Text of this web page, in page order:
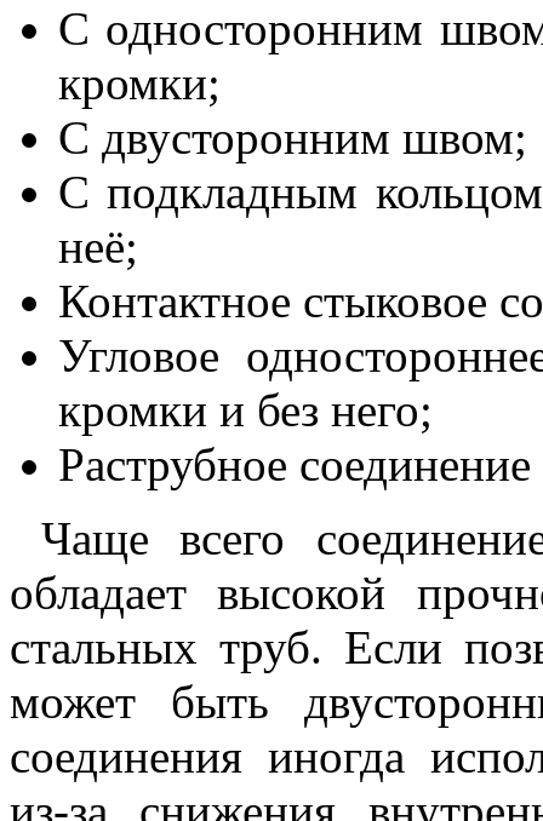
С односторонним
кромки;
С двусторонним швом;
С подкладным
неё;
Контактное стыковое
Угловое
кромки и без него;
Раструбное соединение
Чаще всего
обладает высокой
стальных труб. Если
может быть
соединения иногда
из-за снижения